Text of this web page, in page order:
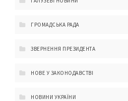
ГРОМАДСЬКА РАДА
ЗВЕРНЕННЯ ПРЕЗИДЕНТА
НОВЕ У ЗАКОНОДАВСТВІ
НОВИНИ УКРАЇНИ